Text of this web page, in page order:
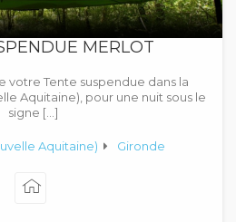
MERLOT
votre Tente suspendue dans la
Aquitaine), pour une nuit sous le
signe […]
Aquitaine) Gironde